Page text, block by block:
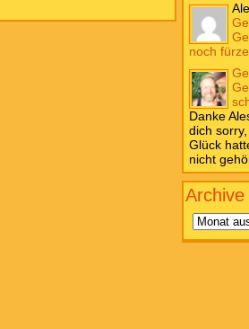
noch
Danke
dich
Glück
nicht
Archive